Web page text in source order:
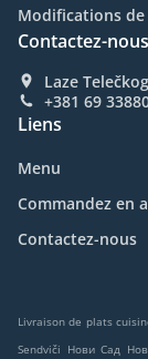
Modifications
Contactez-nous
Laze
+381 69
Liens
Menu
Commandez en
Contactez-nous
Livraison de plats
Sendviči Нови Сад